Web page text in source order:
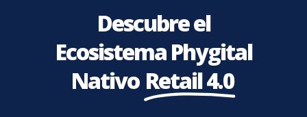
Descubre el
Ecosistema Phygital
Nativo Retail 4.0